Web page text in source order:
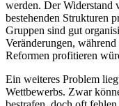
werden. Der Widerstand
bestehenden Strukturen
Gruppen sind gut
Veränderungen,
Reformen profitieren
Ein weiteres Problem
Wettbewerbs. Zwar